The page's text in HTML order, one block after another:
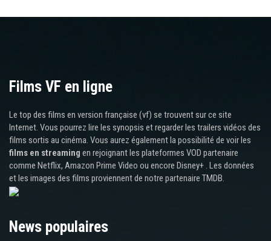
Films VF en ligne
Le top des films en version française (vf) se trouvent sur ce site
Internet. Vous pourrez lire les synopsis et regarder les trailers vidéos des
films sortis au cinéma. Vous aurez également la possibilité de voir les
films en streaming en rejoignant les plateformes VOD partenaire
comme Netflix, Amazon Prime Video ou encore Disney+ . Les données
et les images des films proviennent de notre partenaire TMDB.
News populaires